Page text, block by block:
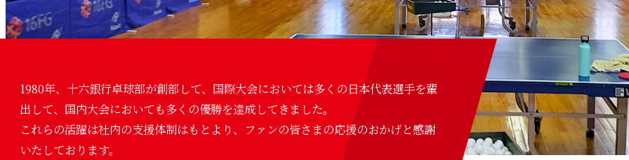
1980年、十六銀行卓球部が創部して、国際大会においては多くの日本代表選手を輩
出して、国内大会においても多くの優勝を達成してきました。
これらの活躍は社内の支援体制はもとより、ファンの皆さまの応援のおかげと感謝
いたしております。